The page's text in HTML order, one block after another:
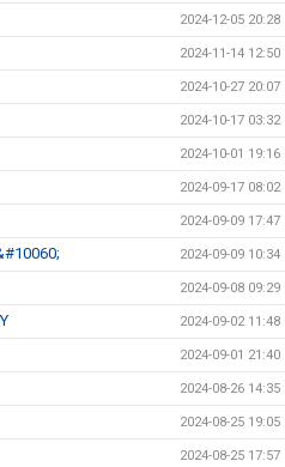
2024-12-05 20:28
2024-11-14 12:50
2024-10-27 20:07
2024-10-17 03:32
2024-10-01 19:16
2024-09-17 08:02
2024-09-09 17:47
2024-09-09 10:34
2024-09-08 09:29
2024-09-02 11:48
2024-09-01 21:40
2024-08-26 14:35
2024-08-25 19:05
2024-08-25 17:57